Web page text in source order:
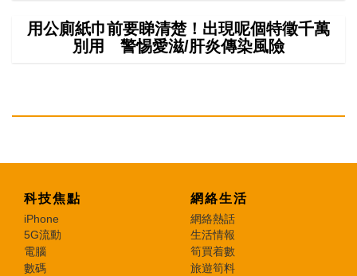
用公廁紙巾前要睇清楚！出現呢個特徵千萬
別用 警惕愛滋/肝炎傳染風險
科技焦點
iPhone
5G流動
電腦
數碼
網絡生活
網絡熱話
生活情報
筍買着數
旅遊筍料